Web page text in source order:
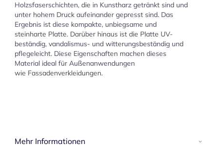
Holzsfaserschichten, die in Kunstharz getränkt sind und
unter hohem Druck aufeinander gepresst sind. Das
Ergebnis ist diese kompakte, unbiegsame und
steinharte Platte. Darüber hinaus ist die Platte UV-
beständig, vandalismus- und witterungsbeständig und
pflegeleicht. Diese Eigenschaften machen dieses
Material ideal für Außenanwendungen
wie Fassadenverkleidungen.
Mehr Informationen